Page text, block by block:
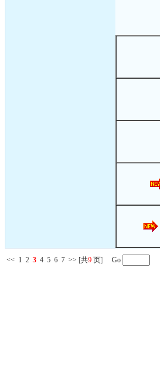
<< 1 2 3 4 5 6 7 >> [共9 页] Go